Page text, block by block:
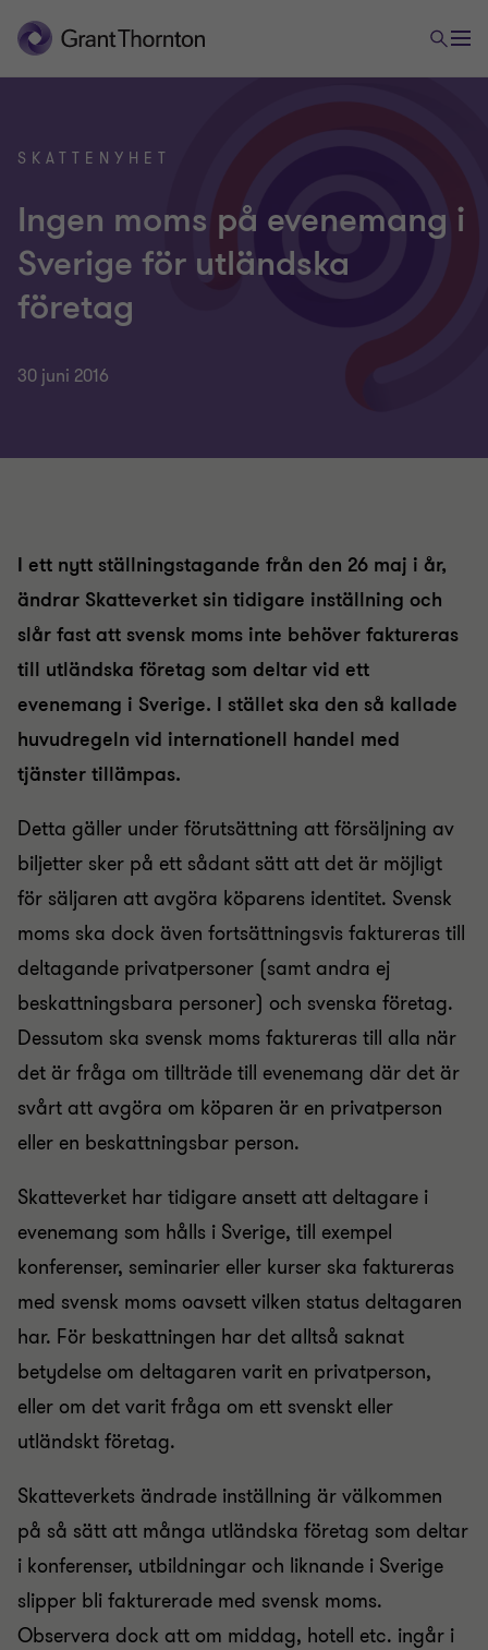
SKATTENYHET
Ingen moms på evenemang i
Sverige för utländska
företag
30 juni 2016
I ett nytt ställningstagande från den 26 maj i år,
ändrar Skatteverket sin tidigare inställning och
slår fast att svensk moms inte behöver faktureras
till utländska företag som deltar vid ett
evenemang i Sverige. I stället ska den så kallade
huvudregeln vid internationell handel med
tjänster tillämpas.
Detta gäller under förutsättning att försäljning av
biljetter sker på ett sådant sätt att det är möjligt
för säljaren att avgöra köparens identitet. Svensk
moms ska dock även fortsättningsvis faktureras till
deltagande privatpersoner (samt andra ej
beskattningsbara personer) och svenska företag.
Dessutom ska svensk moms faktureras till alla när
det är fråga om tillträde till evenemang där det är
svårt att avgöra om köparen är en privatperson
eller en beskattningsbar person.
Skatteverket har tidigare ansett att deltagare i
evenemang som hålls i Sverige, till exempel
konferenser, seminarier eller kurser ska faktureras
med svensk moms oavsett vilken status deltagaren
har. För beskattningen har det alltså saknat
betydelse om deltagaren varit en privatperson,
eller om det varit fråga om ett svenskt eller
utländskt företag.
Skatteverkets ändrade inställning är välkommen
på så sätt att många utländska företag som deltar
i konferenser, utbildningar och liknande i Sverige
slipper bli fakturerade med svensk moms.
Observera dock att om middag, hotell etc. ingår i